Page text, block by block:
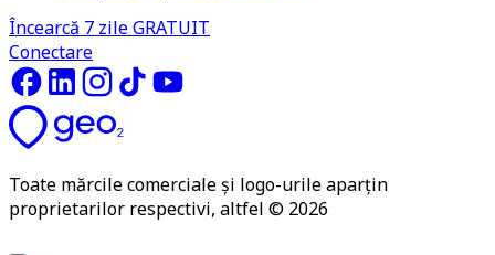
Încearcă 7 zile GRATUIT
Conectare
Toate mărcile comerciale și logo-urile aparțin
proprietarilor respectivi, altfel © 2026